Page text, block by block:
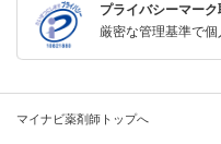
プライバシーマー
厳密な管理基準で個
マイナビ薬剤師トップへ